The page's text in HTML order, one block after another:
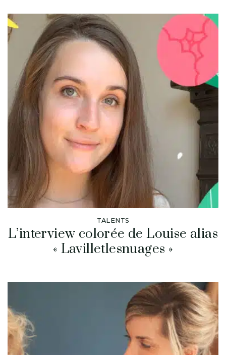
TALENTS
L’interview colorée de Louise alias
« Lavilletlesnuages »